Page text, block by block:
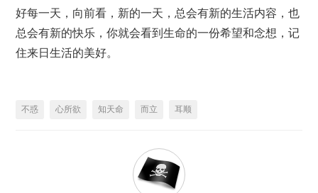
好每一天，向前看，新的一天，总会有新的生活内容，也
总会有新的快乐，你就会看到生命的一份希望和念想，记
住来日生活的美好。
不惑 心所欲 知天命 而立 耳顺